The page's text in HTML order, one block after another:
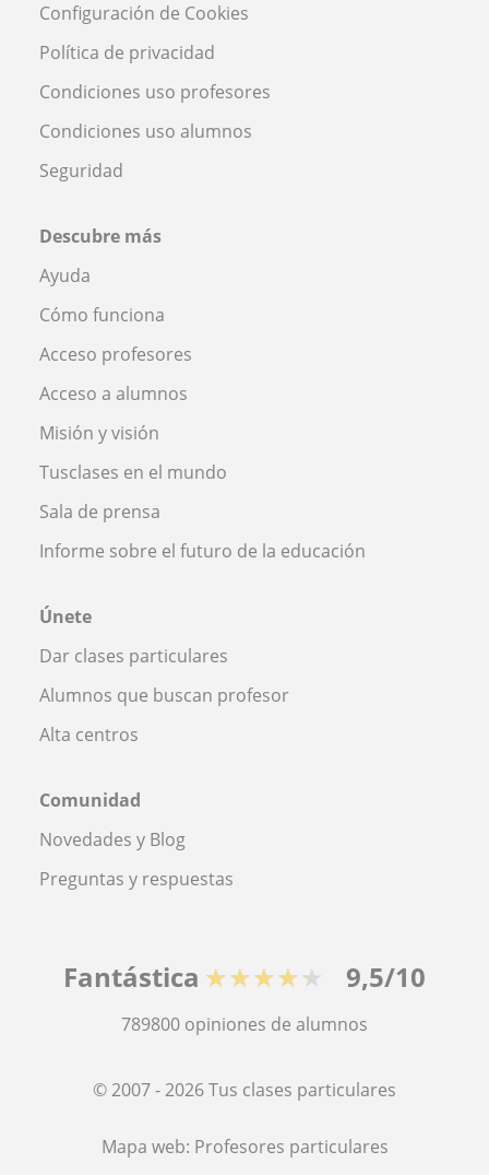
Configuración de Cookies
Política de privacidad
Condiciones uso profesores
Condiciones uso alumnos
Seguridad
Descubre más
Ayuda
Cómo funciona
Acceso profesores
Acceso a alumnos
Misión y visión
Tusclases en el mundo
Sala de prensa
Informe sobre el futuro de la educación
Únete
Dar clases particulares
Alumnos que buscan profesor
Alta centros
Comunidad
Novedades y Blog
Preguntas y respuestas
Fantástica ★★★★★ 9,5/10
789800 opiniones de alumnos
© 2007 - 2026 Tus clases particulares
Mapa web: Profesores particulares